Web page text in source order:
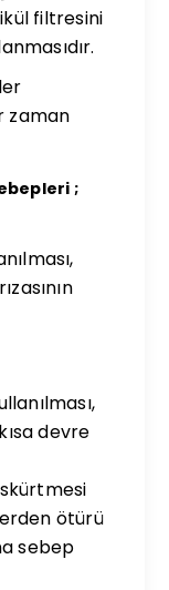
filtresini
zaman
;
devre
ötürü
sebep